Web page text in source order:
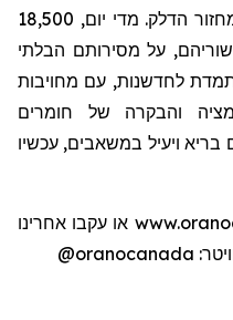
בעלי ערך מוסף גבוה לאורך כל מחזור הדלק. מדי יום, 18,500
על מסירותם הבלתי
לחדשנות, עם מחויבות
והבקרה של חומרים
בריא ויעיל במשאבים, עכשיו
בקרו ב-Orano ב-www.oranocanada.com או עקבו אחרינו
@oranocanada